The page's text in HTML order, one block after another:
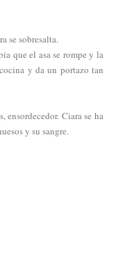
se sobresalta.
que el asa se rompe y la
y da un portazo tan
Ciara se ha
y su sangre.